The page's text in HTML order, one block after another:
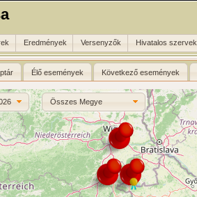
Élő események Következő események
Összes Megye
Eredmények Versenyzők Hivatalos szervek